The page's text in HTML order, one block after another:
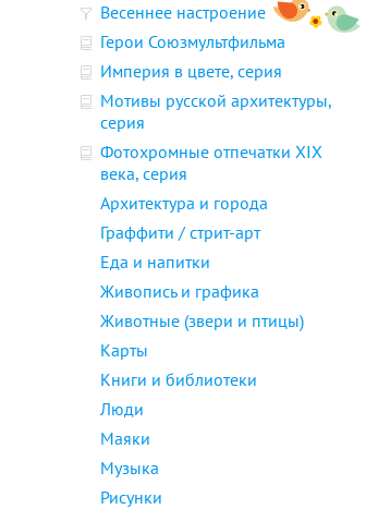
Весеннее настроение
Герои Союзмультфильма
Империя в цвете, серия
Мотивы русской архитектуры,
серия
Фотохромные отпечатки XIX
века, серия
Архитектура и города
Граффити / стрит-арт
Еда и напитки
Живопись и графика
Животные (звери и птицы)
Карты
Книги и библиотеки
Люди
Маяки
Музыка
Рисунки